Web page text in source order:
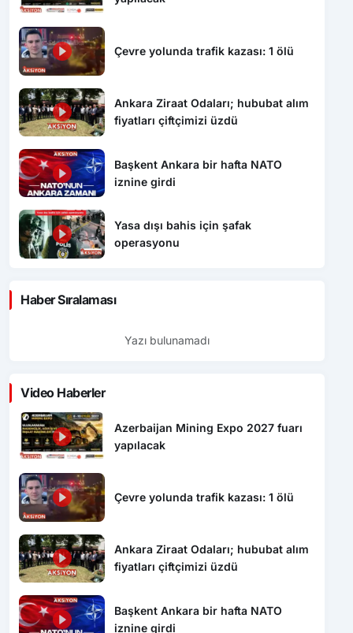
Çevre yolunda trafik kazası: 1 ölü
Ankara Ziraat Odaları; hububat alım
fiyatları çiftçimizi üzdü
Başkent Ankara bir hafta NATO
iznine girdi
Yasa dışı bahis için şafak
operasyonu
Haber Sıralaması
Yazı bulunamadı
Video Haberler
Azerbaijan Mining Expo 2027 fuarı
yapılacak
Çevre yolunda trafik kazası: 1 ölü
Ankara Ziraat Odaları; hububat alım
fiyatları çiftçimizi üzdü
Başkent Ankara bir hafta NATO
iznine girdi